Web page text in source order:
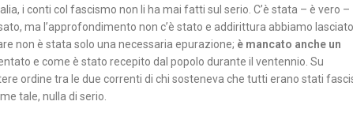
i conti col fascismo non li ha mai fatti sul serio. C’è stata – è vero –
ma l’approfondimento non c’è stato e addirittura abbiamo
non è stata solo una necessaria epurazione; è mancato anche un
e come è stato recepito dal popolo durante il ventennio. Su
ordine tra le due correnti di chi sosteneva che tutti erano stati
tale, nulla di serio.